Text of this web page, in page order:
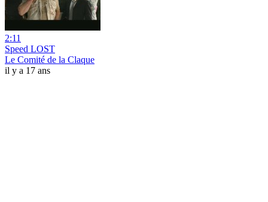
2:11
Speed LOST
Le Comité de la Claque
il y a 17 ans